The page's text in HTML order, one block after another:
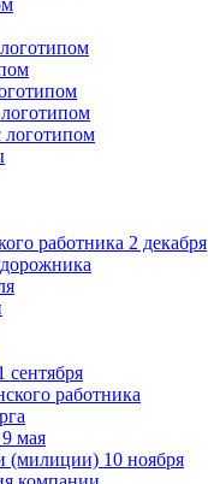
логотипом
работника 2 декабря
сентября
работника
мая
(милиции) 10 ноября